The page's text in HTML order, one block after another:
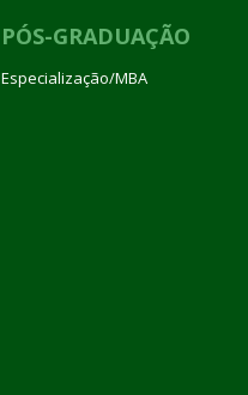
PÓS-GRADUAÇÃO
Especialização/MBA